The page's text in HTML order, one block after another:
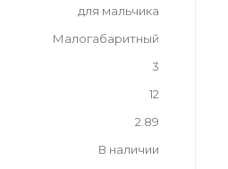
для мальчика
Малогабаритный
3
12
2.89
В наличии